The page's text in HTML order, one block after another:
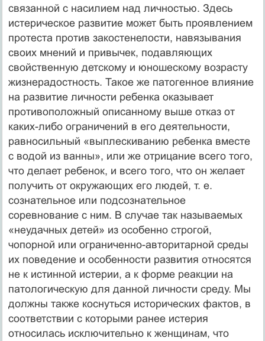
связанной с насилием над личностью. Здесь
истерическое развитие может быть проявлением
протеста против закостенелости, навязывания
своих мнений и привычек, подавляющих
свойственную детскому и юношескому возрасту
жизнерадостность. Такое же патогенное влияние
на развитие личности ребенка оказывает
противоположный описанному выше отказ от
каких-либо ограничений в его деятельности,
равносильный «выплескиванию ребенка вместе
с водой из ванны», или же отрицание всего того,
что делает ребенок, и всего того, что он желает
получить от окружающих его людей, т. е.
сознательное или подсознательное
соревнование с ним. В случае так называемых
«неудачных детей» из особенно строгой,
чопорной или ограниченно-авторитарной среды
их поведение и особенности развития относятся
не к истинной истерии, а к форме реакции на
патологическую для данной личности среду. Мы
должны также коснуться исторических фактов, в
соответствии с которыми ранее истерия
относилась исключительно к женщинам, что